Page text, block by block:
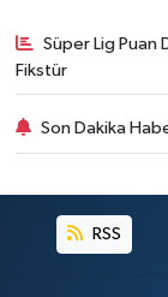
Süper Lig Puan
Fikstür
Son Dakika
RSS